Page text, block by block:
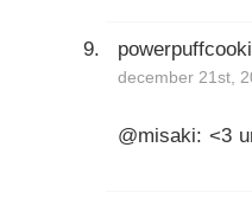
december 21st,
@misaki: <3